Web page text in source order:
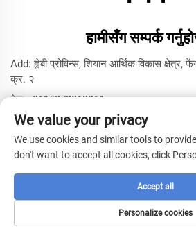
हामीसँग सम्पर्क
Add: ह्वेबी प्रोविन्स, शियान आर्थिक विकास
क्र. २
टेल:+8615272063961
इमेल:[email protected]
नीति
We value your privacy
We use cookies and similar tools to
don't want to accept all cookies, click
Personalize cookies
Accept all